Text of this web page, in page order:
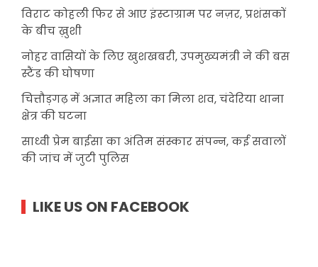
विराट कोहली फिर से आए इंस्टाग्राम पर नज़र, प्रशंसकों
के बीच ख़ुशी
नोहर वासियों के लिए खुशखबरी, उपमुख्यमंत्री ने की बस
स्टैंड की घोषणा
चित्तौड़गढ़ में अज्ञात महिला का मिला शव, चंदेरिया थाना
क्षेत्र की घटना
साध्वी प्रेम बाईसा का अंतिम संस्कार संपन्न, कई सवालों
की जांच में जुटी पुलिस
LIKE US ON FACEBOOK